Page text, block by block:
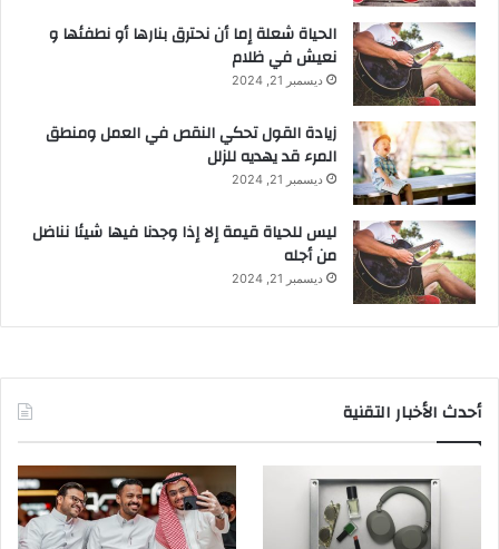
الحياة شعلة إما أن نحترق بنارها أو نطفئها و
نعيش في ظلام
ديسمبر 21, 2024
زيادة القول تحكي النقص في العمل ومنطق
المرء قد يهديه للزلل
ديسمبر 21, 2024
ليس للحياة قيمة إلا إذا وجدنا فيها شيئا نناضل
من أجله
ديسمبر 21, 2024
أحدث الأخبار التقنية